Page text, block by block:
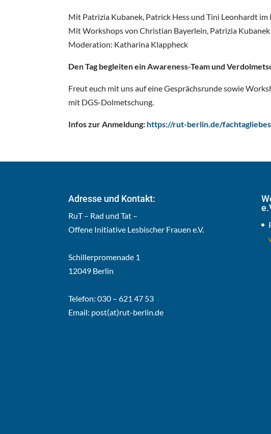
Mit Patrizia Kubanek, Patrick Hess und Tini Leonhardt im
Mit Workshops von Christian Bayerlein, Patrizia Kubanek
Moderation: Katharina Klappheck
Den Tag begleiten ein Awareness-Team und
Freut euch mit uns auf eine Gesprächsrunde sowie
mit DGS-Dolmetschung.
Infos zur Anmeldung: https://rut-berlin.de/
Adresse und Kontakt:
RuT – Rad und Tat –
Offene Initiative Lesbischer Frauen e.V.
Schillerpromenade 1
12049 Berlin
Telefon: 030 – 621 47 53
Email: post(at)rut-berlin.de